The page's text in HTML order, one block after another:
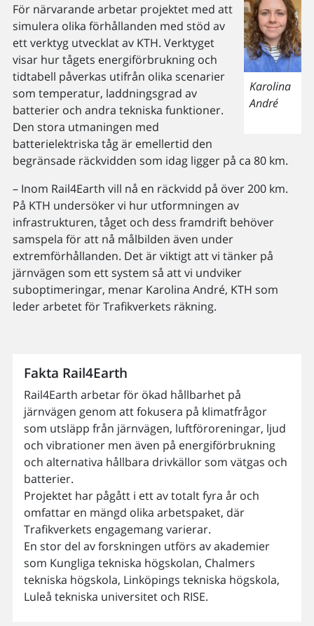
Karolina
André
För närvarande arbetar projektet med att
simulera olika förhållanden med stöd av
ett verktyg utvecklat av KTH. Verktyget
visar hur tågets energiförbrukning och
tidtabell påverkas utifrån olika scenarier
som temperatur, laddningsgrad av
batterier och andra tekniska funktioner.
Den stora utmaningen med
batterielektriska tåg är emellertid den
begränsade räckvidden som idag ligger på ca 80 km.
– Inom Rail4Earth vill nå en räckvidd på över 200 km.
På KTH undersöker vi hur utformningen av
infrastrukturen, tåget och dess framdrift behöver
samspela för att nå målbilden även under
extremförhållanden. Det är viktigt att vi tänker på
järnvägen som ett system så att vi undviker
suboptimeringar, menar Karolina André, KTH som
leder arbetet för Trafikverkets räkning.
Fakta Rail4Earth
Rail4Earth arbetar för ökad hållbarhet på
järnvägen genom att fokusera på klimatfrågor
som utsläpp från järnvägen, luftföroreningar, ljud
och vibrationer men även på energiförbrukning
och alternativa hållbara drivkällor som vätgas och
batterier.
Projektet har pågått i ett av totalt fyra år och
omfattar en mängd olika arbetspaket, där
Trafikverkets engagemang varierar.
En stor del av forskningen utförs av akademier
som Kungliga tekniska högskolan, Chalmers
tekniska högskola, Linköpings tekniska högskola,
Luleå tekniska universitet och RISE.